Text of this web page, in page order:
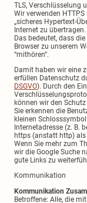
TLS, Verschlüsselung
Wir verwenden
„sicheres Hypertext-
Internet zu übertragen.
Das bedeutet, dass
Browser zu unserem
“mithören”.
Damit haben wir eine
erfüllen Datenschutz
DSGVO). Durch den
können wir den
Sie erkennen die
kleinen
Internetadresse (z. B.
https (anstatt http) als
Wenn Sie mehr zum
wir die Google Suche
gute Links zu
Kommunikation
Kommunikation
Betroffene: Alle, die